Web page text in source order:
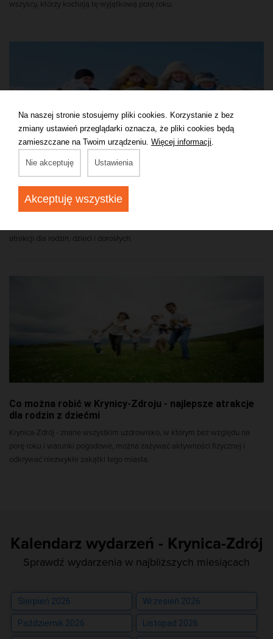
wszyscy, którzy kochają tę wyjątkową porę roku.
Ferie zimowe Krynica-Zdrój. Dlaczego warto wybrać
Krynicę jako miejsce pobytu w okresie ferii zimowych?
Ferie zimowe w górach? Tylko w Krynicy-Zdroju! Piękny i malowniczy
region. Uroczy i niepowtarzalny klimat. Zaśnieżone góry i doliny. Bogata i
atrakcji dla rodzin, dzieci i dorosłych.
Co można robić w Krynicy-Zdroju - najlepsze atrakcje
dla rodzin z dziećmi
Krynica-Zdrój - znane wszystkim uzdrowisko, w którym bez względu na
porę roku i warunki pogodowe, można zażywać aktywności fizycznej i
odkrywać niezwykłe zakątki tego miasta.
Kalendarz wydarzeń - Krynica-Zdrój
Sprawdź wydarzenia w najbliższych miesiącach
Sierpień 2026 Wrzesień 2026
Październik 2026 Listopad 2026
Na naszej stronie stosujemy pliki cookies. Korzystanie z bez
zmiany ustawień przeglądarki oznacza, że pliki cookies będą
zamieszczane na Twoim urządzeniu. Więcej informacji
Nie akceptuję Ustawienia
Akceptuję wszystkie